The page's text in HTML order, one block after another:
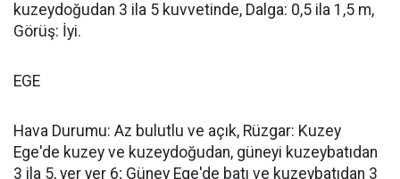
kuzeydoğudan 3 ila 5 kuvvetinde, Dalga: 0,5 ila 1,5 m,
Görüş: İyi.
EGE
Hava Durumu: Az bulutlu ve açık, Rüzgar: Kuzey
Ege'de kuzey ve kuzeydoğudan, güneyi kuzeybatıdan
3 ila 5, yer yer 6; Güney Ege'de batı ve kuzeybatıdan 3